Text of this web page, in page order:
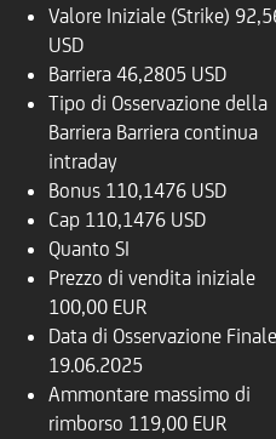
Valore Iniziale (Strike)
USD
Barriera 46,2805 USD
Tipo di Osservazione della
Barriera Barriera continua
intraday
Bonus 110,1476 USD
Cap 110,1476 USD
Quanto SI
Prezzo di vendita iniziale
100,00 EUR
Data di Osservazione Finale
19.06.2025
Ammontare massimo di
rimborso 119,00 EUR